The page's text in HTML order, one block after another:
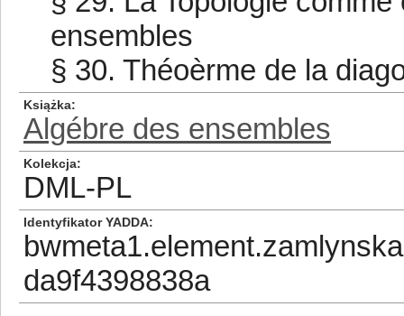
ensembles
§ 30. Théoèrme de la
Książka
Algébre des ensembles
Kolekcja
DML-PL
Identyfikator YADDA
da9f4398838a